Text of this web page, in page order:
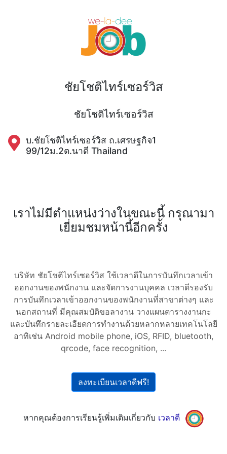
ชัยโชติไทร์เซอร์วิส
ชัยโชติไทร์เซอร์วิส
บ.ชัยโชติไทร์เซอร์วิส ถ.เศรษฐกิจ1
99/12ม.2ต.นาดี Thailand
เราไม่มีตำแหน่งว่างในขณะนี้ กรุณามา
เยี่ยมชมหน้านี้อีกครั้ง
บริษัท ชัยโชติไทร์เซอร์วิส ใช้เวลาดีในการบันทึกเวลาเข้า
ออกงานของพนักงาน และจัดการงานบุคคล เวลาดีรองรับ
การบันทึกเวลาเข้าออกงานของพนักงานที่สาขาต่างๆ และ
นอกสถานที่ มีคุณสมบัติขอลางาน วางแผนตารางงานกะ
และบันทึกรายละเอียดการทำงานด้วยหลากหลายเทคโนโลยี
อาทิเช่น Android mobile phone, iOS, RFID, bluetooth,
qrcode, face recognition, ...
ลงทะเบียนเวลาดีฟรี!
หากคุณต้องการเรียนรู้เพิ่มเติมเกี่ยวกับ เวลาดี